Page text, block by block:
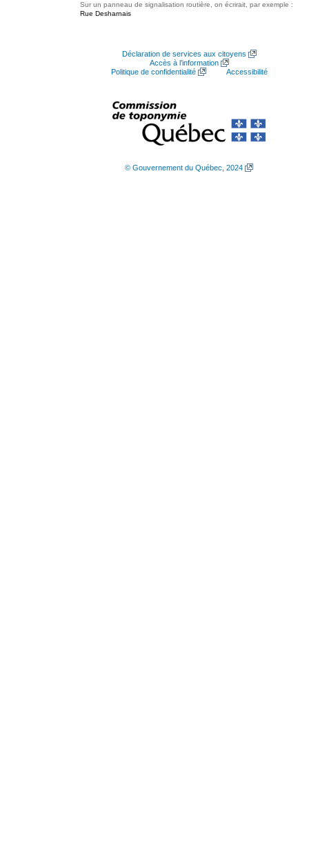
Sur un panneau de signalisation routière, on écrirait, par exemple :
Rue Desharnais
Déclaration de services aux citoyens
Accès à l’information
Politique de confidentialité
Accessibilité
© Gouvernement du Québec, 2024